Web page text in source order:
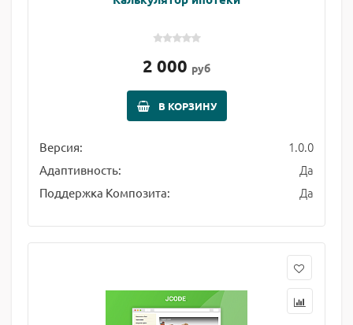
2 000 руб
В КОРЗИНУ
Версия: 1.0.0
Адаптивность: Да
Поддержка Композита: Да